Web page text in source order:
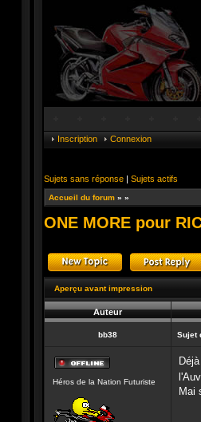
Inscription Connexion
Sujets sans réponse | Sujets actifs
Accueil du forum » »
ONE MORE pour
Publier un nouveau
Aperçu avant impression
Auteur
bb38 Sujet
ligne
Héros de la Nation Futuriste
Mai